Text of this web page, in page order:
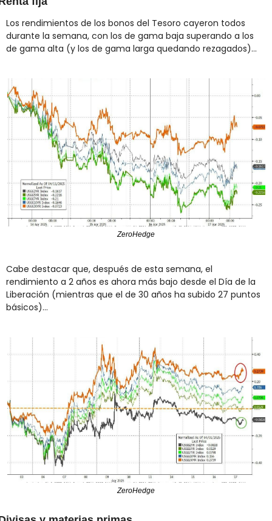
Los rendimientos de los bonos del Tesoro cayeron todos
durante la semana, con los de gama baja superando a los
de gama alta (y los de gama larga quedando rezagados)...
ZeroHedge
Cabe destacar que, después de esta semana, el
rendimiento a 2 años es ahora más bajo desde el Día de la
Liberación (mientras que el de 30 años ha subido 27 puntos
básicos)...
ZeroHedge